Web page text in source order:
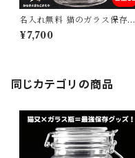
名入れ無料 猫のガラス保存瓶
密閉フタ付き 猫又キャラクタ
ー彫刻入り おしゃれキッチン
¥7,700
同じカテゴリの商品